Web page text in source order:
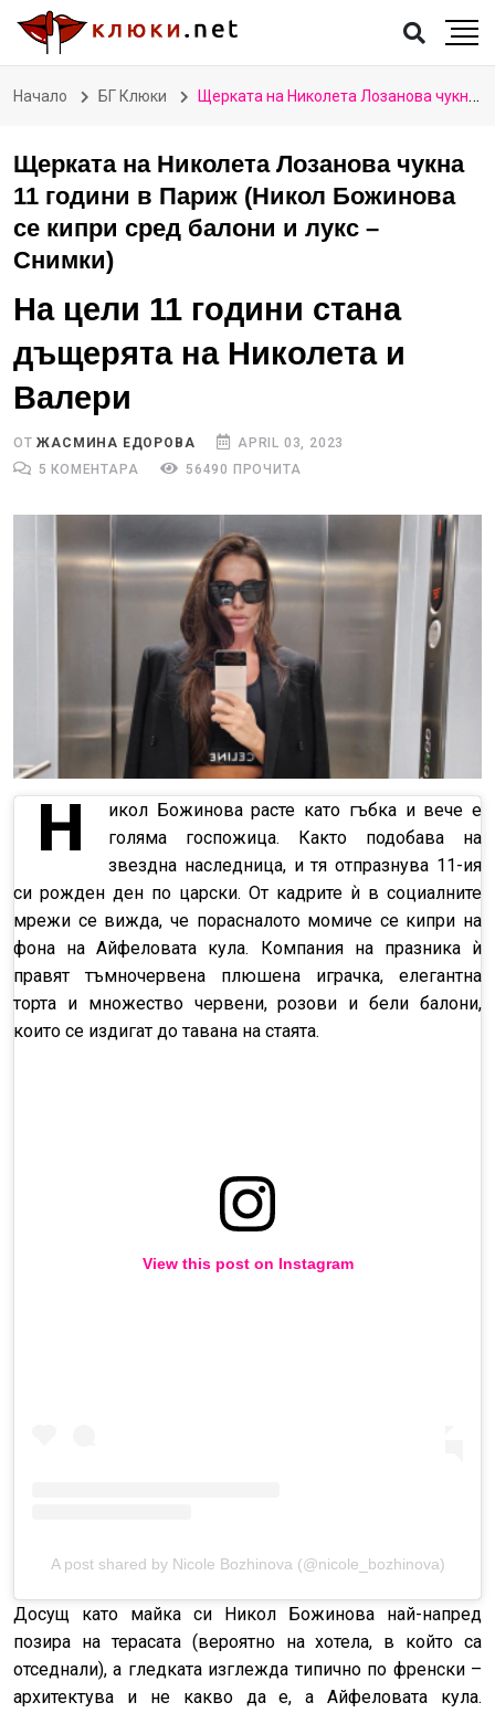
Начало БГ Клюки Щерката на Николета Лозанова чукна 11 години в Париж (Никол Божинова се кипри сред балони и лукс – Снимки)
Щерката на Николета Лозанова чукна
11 години в Париж (Никол Божинова
се кипри сред балони и лукс –
Снимки)
На цели 11 години стана
дъщерята на Николета и
Валери
ОТЖАСМИНА ЕДОРОВА
APRIL 03, 2023
5 КОМЕНТАРА
56490 ПРОЧИТА
Н
икол Божинова расте като гъбка и вече е
голяма госпожица. Както подобава на
звездна наследница, и тя отпразнува 11-ия
си рожден ден по царски. От кадрите ѝ в социалните
мрежи се вижда, че порасналото момиче се кипри на
фона на Айфеловата кула. Компания на празника ѝ
правят тъмночервена плюшена играчка, елегантна
торта и множество червени, розови и бели балони,
които се издигат до тавана на стаята.
View this post on Instagram
A post shared by Nicole Bozhinova (@nicole_bozhinova)
Досущ като майка си Никол Божинова най-напред
позира на терасата (вероятно на хотела, в който са
отседнали), а гледката изглежда типично по френски –
архитектува и не какво да е, а Айфеловата кула.